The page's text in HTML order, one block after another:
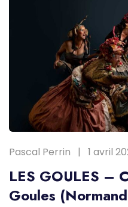
Pascal Perrin 1 avril
LES GOULES –
Goules